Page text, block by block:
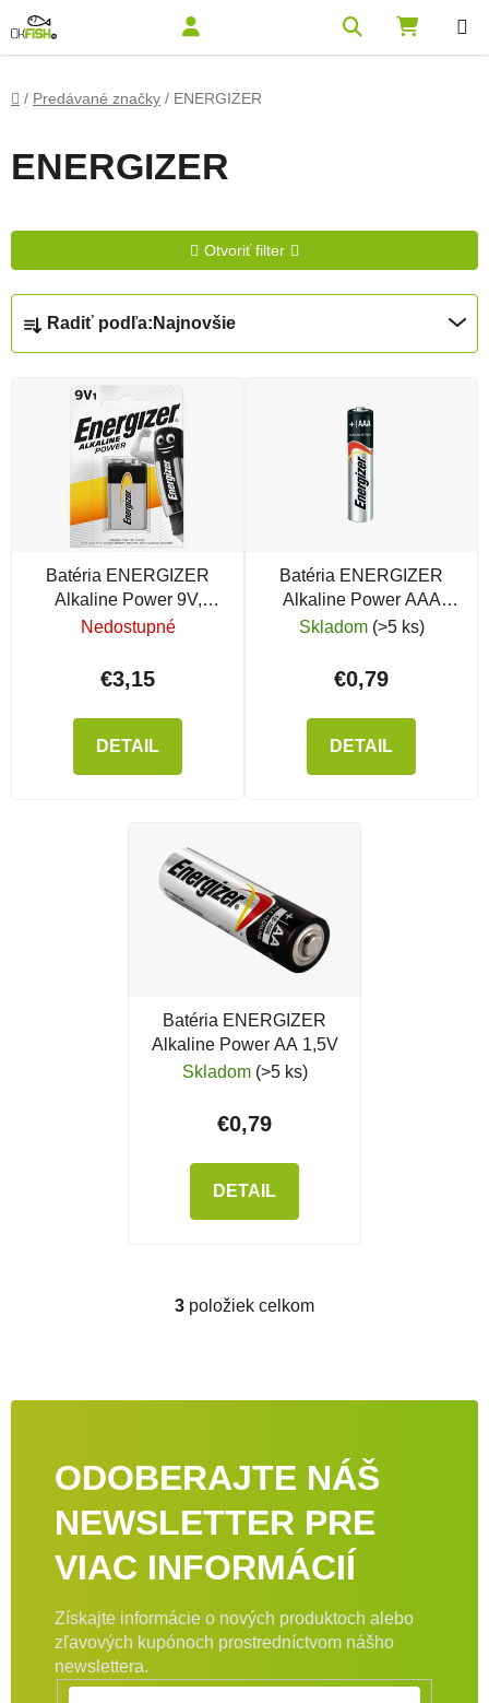
Domov
/ Predávané značky / ENERGIZER
ENERGIZER
Otvoriť filter
Radenie produktov
Radiť podľa: Najnovšie
Výpis produktov
Batéria ENERGIZER
Alkaline Power 9V,
6LR61
Nedostupné
€3,15
DETAIL
Batéria ENERGIZER
Alkaline Power AAA
1,5V
Skladom (>5 ks)
€0,79
DETAIL
Batéria ENERGIZER
Alkaline Power AA 1,5V
Skladom (>5 ks)
€0,79
DETAIL
Ovládacie prvky výpisu
3 položiek celkom
ODOBERAJTE NÁŠ
NEWSLETTER PRE
VIAC INFORMÁCIÍ
Získajte informácie o nových produktoch alebo
zľavových kupónoch prostredníctvom nášho
newslettera.